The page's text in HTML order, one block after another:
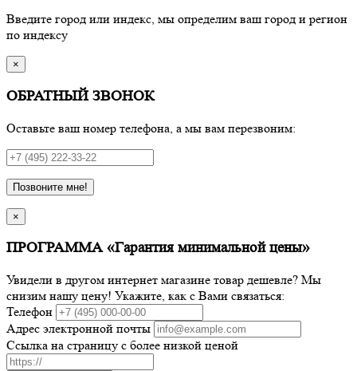
Введите город или индекс, мы определим ваш город и регион
по индексу
×
ОБРАТНЫЙ ЗВОНОК
Оставьте ваш номер телефона, а мы вам перезвоним:
Позвоните мне!
×
ПРОГРАММА «Гарантия минимальной цены»
Увидели в другом интернет магазине товар дешевле? Мы
снизим нашу цену! Укажите, как с Вами связаться:
Телефон
Адрес электронной почты
Ссылка на страницу с более низкой ценой